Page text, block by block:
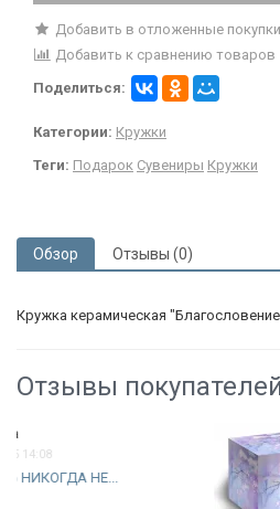
Добавить в отложенные покупки
Добавить к сравнению товаров
Поделиться:
Категории: Кружки
Теги: Подарок Сувениры Кружки
Обзор Отзывы (0)
Кружка керамическая
Отзывы
Азизов
26
Подарочная